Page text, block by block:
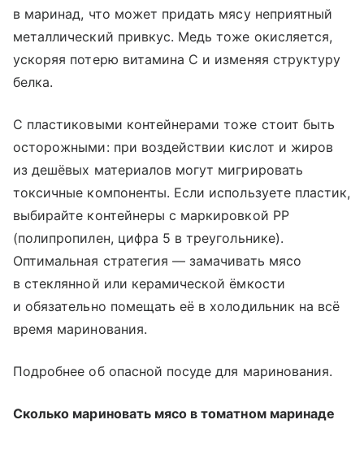
в маринад, что может придать мясу неприятный
металлический привкус. Медь тоже окисляется,
ускоряя потерю витамина С и изменяя структуру
белка.
С пластиковыми контейнерами тоже стоит быть
осторожными: при воздействии кислот и жиров
из дешёвых материалов могут мигрировать
токсичные компоненты. Если используете пластик,
выбирайте контейнеры с маркировкой PP
(полипропилен, цифра 5 в треугольнике).
Оптимальная стратегия — замачивать мясо
в стеклянной или керамической ёмкости
и обязательно помещать её в холодильник на всё
время маринования.
Подробнее об опасной посуде для маринования.
Сколько мариновать мясо в томатном маринаде